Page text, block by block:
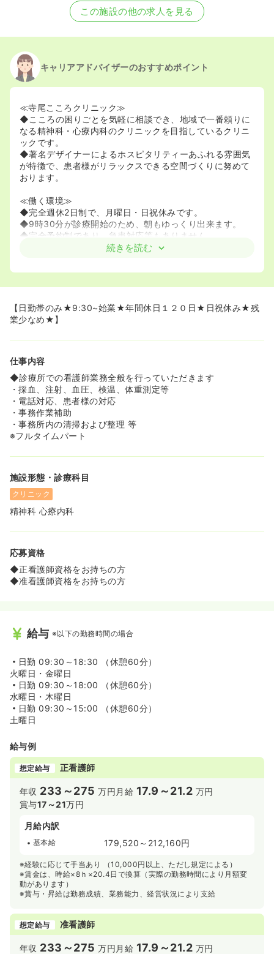
この施設の他の求人を見る
キャリアアドバイザーのおすすめポイント
≪寺尾こころクリニック≫
◆こころの困りごとを気軽に相談でき、地域で一番頼りに
なる精神科・心療内科のクリニックを目指しているクリニ
ックです。
◆著名デザイナーによるホスピタリティーあふれる雰囲気
が特徴で、患者様がリラックスできる空間づくりに努めて
おります。
≪働く環境≫
◆完全週休2日制で、月曜日・日祝休みです。
◆9時30分が診療開始のため、朝もゆっくり出来ます。
◆完全予約制であり、急患対応等もありません。
◆残業も短めなので、プライベートやご家庭との両立も容
◆採血・筋注がメインのため、事前に申告いただければ休
続きを読む
【日勤帯のみ★9:30~始業★年間休日１２０日★日祝休み★残
業少なめ★】
仕事内容
◆診療所での看護師業務全般を行っていただきます
・採血、注射、血圧、検温、体重測定等
・電話対応、患者様の対応
・事務作業補助
・事務所内の清掃および整理 等
※フルタイムパート
施設形態・診療科目
クリニック
精神科 心療内科
応募資格
◆正看護師資格をお持ちの方
◆准看護師資格をお持ちの方
給与 ※以下の勤務時間の場合
日勤 09:30～18:30 （休憩60分）
火曜日・金曜日
日勤 09:30～18:00 （休憩60分）
水曜日・木曜日
日勤 09:30～15:00 （休憩60分）
土曜日
給与例
想定給与 正看護師
年収 233～275 万円 月給 17.9～21.2 万円
賞与17～21万円
月給内訳
基本給 179,520～212,160円
※経験に応じて手当あり （10,000円以上、ただし規定による）
※賃金は、時給×8ｈ×20.4日で換算（実際の勤務時間により月額変
動があります）
※賞与・昇給は勤務成績、業務能力、経営状況により支給
想定給与 准看護師
年収 233～275 万円 月給 17.9～21.2 万円